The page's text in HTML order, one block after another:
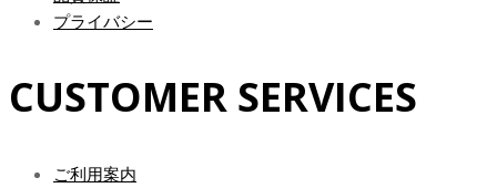
プライバシー
CUSTOMER SERVICES
ご利用案内